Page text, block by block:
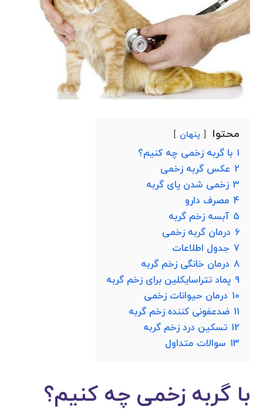
محتوا پنهان
1 با گربه زخمی چه کنیم؟
2 عکس گربه زخمی
3 زخمی شدن پای گربه
4 مصرف دارو
5 آبسه زخم گربه
6 درمان گربه زخمی
7 جدول اطلاعات
8 درمان خانگی زخم گربه
9 پماد تتراسایکلین برای زخم گربه
10 درمان حیوانات زخمی
11 ضدعفونی کننده زخم گربه
12 تسکین درد زخم گربه
13 سوالات متداول
با گربه زخمی چه کنیم؟